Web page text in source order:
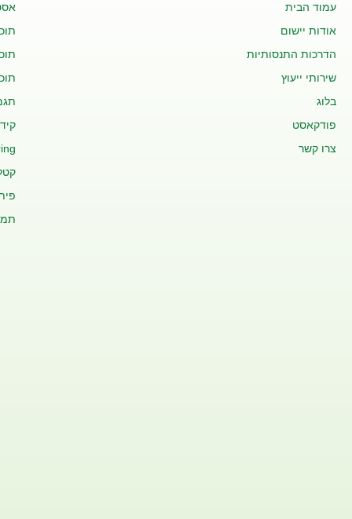
עמוד הבית
אודות יישום
הדרכות התנסותיות
שירותי ייעוץ
בלוג
פודקאסט
צרו קשר